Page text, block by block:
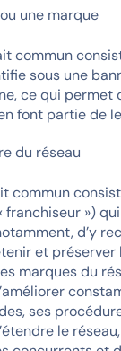
une marque
commun
sous une
ce qui permet
font partie de
du réseau
commun
franchiseur »)
d’y
et préserver
marques du
ses
le